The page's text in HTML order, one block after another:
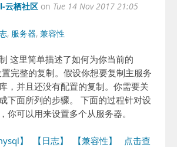
云栖社区 on Tue 14 Nov 2017 21:05
, 服务器, 兼容性
这里简单描述了如何为你当前的
完整的复制。假设你想要复制主服务
，并且还没有配置的复制。你需要关
下面所列的步骤。 下面的过程针对设
你可以用来设置多个从服务器。
】 【日志】 【兼容性】
点击查